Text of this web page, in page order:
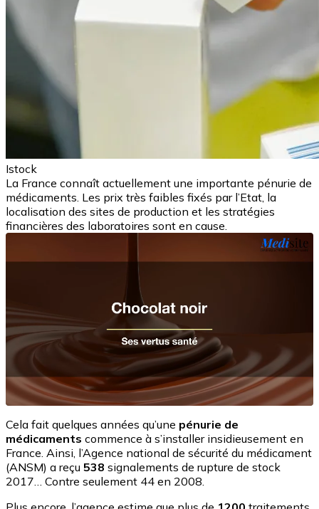
Istock
La France connaît actuellement une importante pénurie de
médicaments. Les prix très faibles fixés par l’Etat, la
localisation des sites de production et les stratégies
financières des laboratoires sont en cause.
Cela fait quelques années qu’une pénurie de
médicaments commence à s’installer insidieusement en
France. Ainsi, l’Agence national de sécurité du médicament
(ANSM) a reçu 538 signalements de rupture de stock
2017… Contre seulement 44 en 2008.